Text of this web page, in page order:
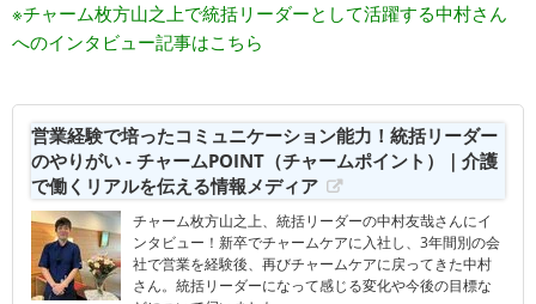
※チャーム枚方山之上で統括リーダーとして活躍する中村さん
へのインタビュー記事はこちら
営業経験で培ったコミュニケーション能力！統括リーダー
のやりがい - チャームPOINT（チャームポイント）｜介護
で働くリアルを伝える情報メディア
チャーム枚方山之上、統括リーダーの中村友哉さんにイ
ンタビュー！新卒でチャームケアに入社し、3年間別の会
社で営業を経験後、再びチャームケアに戻ってきた中村
さん。統括リーダーになって感じる変化や今後の目標な